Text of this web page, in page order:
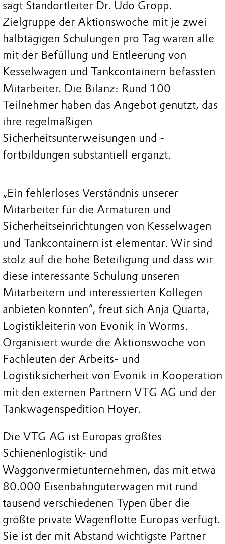
sagt Standortleiter Dr. Udo Gropp.
Zielgruppe der Aktionswoche mit je zwei
halbtägigen Schulungen pro Tag waren alle
mit der Befüllung und Entleerung von
Kesselwagen und Tankcontainern befassten
Mitarbeiter. Die Bilanz: Rund 100
Teilnehmer haben das Angebot genutzt, das
ihre regelmäßigen
Sicherheitsunterweisungen und -
fortbildungen substantiell ergänzt.
„Ein fehlerloses Verständnis unserer
Mitarbeiter für die Armaturen und
Sicherheitseinrichtungen von Kesselwagen
und Tankcontainern ist elementar. Wir sind
stolz auf die hohe Beteiligung und dass wir
diese interessante Schulung unseren
Mitarbeitern und interessierten Kollegen
anbieten konnten“, freut sich Anja Quarta,
Logistikleiterin von Evonik in Worms.
Organisiert wurde die Aktionswoche von
Fachleuten der Arbeits- und
Logistiksicherheit von Evonik in Kooperation
mit den externen Partnern VTG AG und der
Tankwagenspedition Hoyer.
Die VTG AG ist Europas größtes
Schienenlogistik- und
Waggonvermietunternehmen, das mit etwa
80.000 Eisenbahngüterwagen mit rund
tausend verschiedenen Typen über die
größte private Wagenflotte Europas verfügt.
Sie ist der mit Abstand wichtigste Partner